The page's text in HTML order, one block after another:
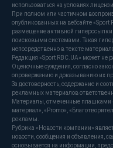
использоваться на условиях
При полном или частичном
опубликованных на вебсайте
размещение активной
поисковыми системами. Такая
непосредственно в тексте
Редакция «Sport RBC.UA» может не
Оценочные суждения, согласно
опровержению и доказыванию их
За достоверность, содержание и
рекламных материалов
Материалы, отмеченные плашками
материал», «Promo»,
рекламы.
Рубрика «Новости компании»
новости, сообщения и объявления,
основывается на информации,